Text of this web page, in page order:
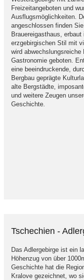
Freizeitangeboten und
Ausflugsmöglichkeiten.
angeschlossen finden
Brauereigasthaus, erbaut
erzgebirgischen Stil mit
wird abwechslungsreiche
Gastronomie geboten.
eine beeindruckende,
Bergbau geprägte
alte Bergstädte,
und weitere Zeugen
Geschichte.
Tschechien -
Das Adlergebirge ist ein
Höhenzug von über
Geschichte hat die
Kralove gezeichnet, wo